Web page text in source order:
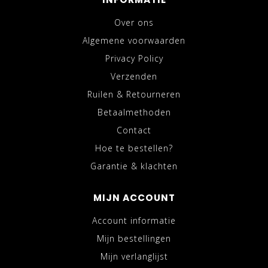
Over ons
Algemene voorwaarden
Privacy Policy
Verzenden
Ruilen & Retourneren
Betaalmethoden
Contact
Hoe te bestellen?
Garantie & klachten
MIJN ACCOUNT
Account informatie
Mijn bestellingen
Mijn verlanglijst